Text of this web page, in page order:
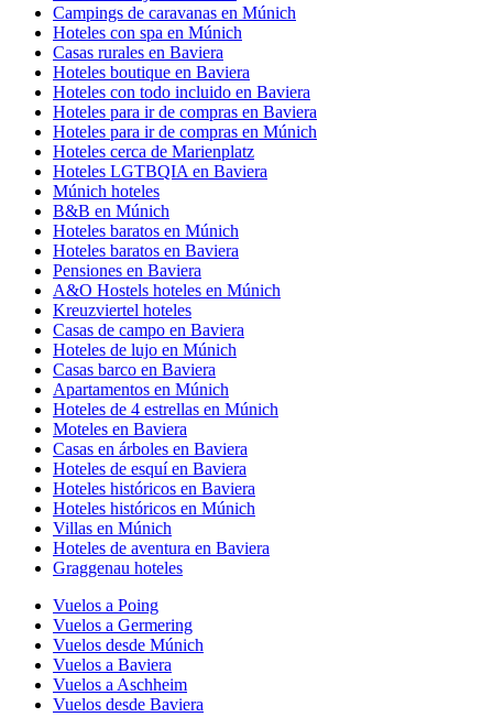
Campings de caravanas en Múnich
Hoteles con spa en Múnich
Casas rurales en Baviera
Hoteles boutique en Baviera
Hoteles con todo incluido en Baviera
Hoteles para ir de compras en Baviera
Hoteles para ir de compras en Múnich
Hoteles cerca de Marienplatz
Hoteles LGTBQIA en Baviera
Múnich hoteles
B&B en Múnich
Hoteles baratos en Múnich
Hoteles baratos en Baviera
Pensiones en Baviera
A&O Hostels hoteles en Múnich
Kreuzviertel hoteles
Casas de campo en Baviera
Hoteles de lujo en Múnich
Casas barco en Baviera
Apartamentos en Múnich
Hoteles de 4 estrellas en Múnich
Moteles en Baviera
Casas en árboles en Baviera
Hoteles de esquí en Baviera
Hoteles históricos en Baviera
Hoteles históricos en Múnich
Villas en Múnich
Hoteles de aventura en Baviera
Graggenau hoteles
Vuelos a Poing
Vuelos a Germering
Vuelos desde Múnich
Vuelos a Baviera
Vuelos a Aschheim
Vuelos desde Baviera